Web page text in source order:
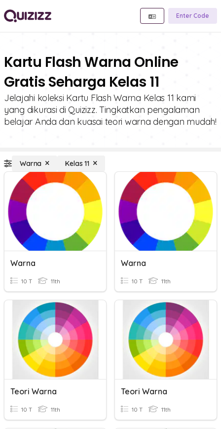
Enter Code
Kartu Flash Warna Online
Gratis Seharga Kelas 11
Jelajahi koleksi Kartu Flash Warna Kelas 11 kami
yang dikurasi di Quizizz. Tingkatkan pengalaman
belajar Anda dan kuasai teori warna dengan mudah!
Warna Kelas 11
Warna
10 T 11th
Warna
10 T 11th
Teori Warna
10 T 11th
Teori Warna
10 T 11th